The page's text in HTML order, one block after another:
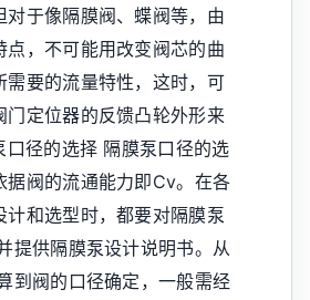
对于像隔膜阀、蝶阀等，由
点，不可能用改变阀芯的曲
需要的流量特性，这时，可
门定位器的反馈凸轮外形来
口径的选择 隔膜泵口径的选
据阀的流通能力即Cv。在各
计和选型时，都要对隔膜泵
提供隔膜泵设计说明书。从
到阀的口径确定，一般需经